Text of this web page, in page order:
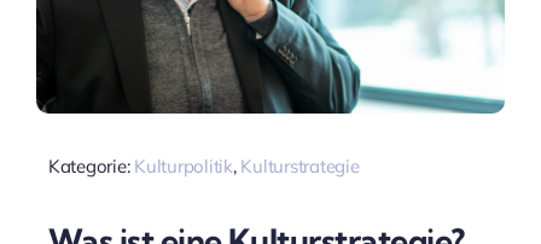
Kategorie: Kulturpolitik, Kulturstrategie